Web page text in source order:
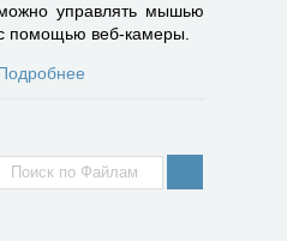
управлять мышью
помощью веб-камеры.